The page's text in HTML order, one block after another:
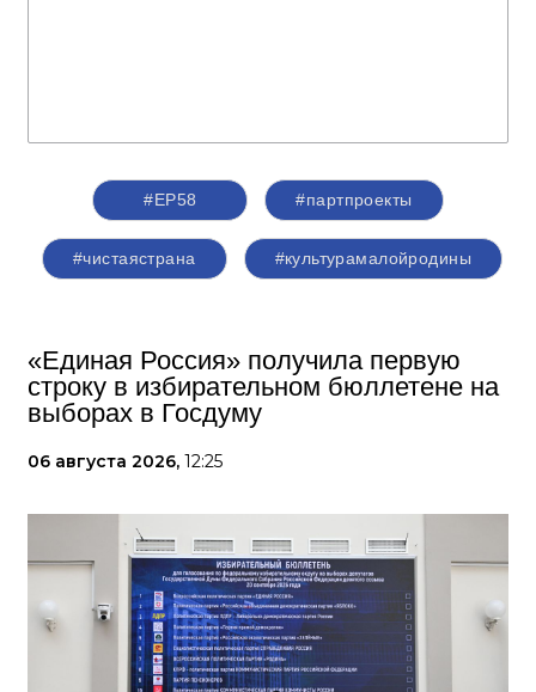
#ЕР58 #партпроекты
#чистаястрана #культурамалойродины
«Единая Россия» получила первую
строку в избирательном бюллетене на
выборах в Госдуму
06 августа 2026, 12:25